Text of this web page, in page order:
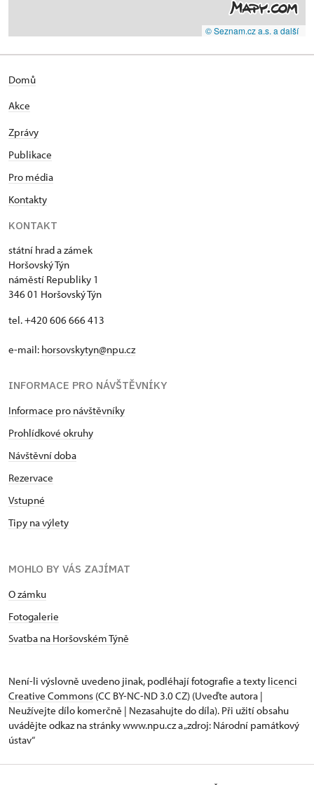
© Seznam.cz a.s. a další
Domů
Akce
Zprávy
Publikace
Pro média
Kontakty
KONTAKT
státní hrad a zámek
Horšovský Týn
náměstí Republiky 1
346 01 Horšovský Týn
tel. +420 606 666 413
e-mail: horsovskytyn@npu.cz
INFORMACE PRO NÁVŠTĚVNÍKY
Informace pro návštěvníky
Prohlídkové okruhy
Návštěvní doba
Rezervace
Vstupné
Tipy na výlety
MOHLO BY VÁS ZAJÍMAT
O zámku
Fotogalerie
Svatba na Horšovském Týně
Není-li výslovně uvedeno jinak, podléhají fotografie a texty licenci
Creative Commons (CC BY-NC-ND 3.0 CZ) (Uveďte autora |
Neužívejte dílo komerčně | Nezasahujte do díla). Při užití obsahu
uvádějte odkaz na stránky www.npu.cz a „zdroj: Národní památkový
ústav“